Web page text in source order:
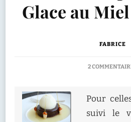
Glace au Miel
FABRICE
2
Pour
suivi le